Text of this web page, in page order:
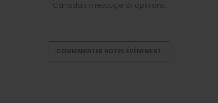
Canada’s message or opinions.
COMMANDITER NOTRE ÉVÉNEMENT